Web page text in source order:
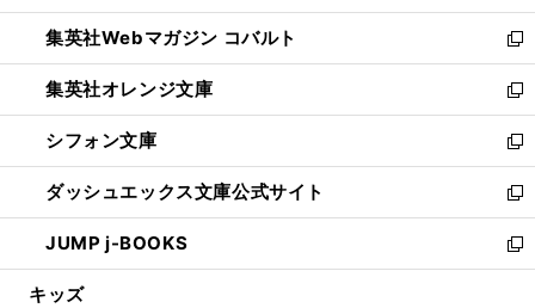
開
く
ウ
で
開
く
ン
ド
ウ
で
開
く
ウ
ィ
ン
ド
ウ
で
開
く
集英社Webマガジン コバルト
新
し
い
ウ
ィ
ン
ド
ウ
で
開
集英社オレンジ文庫
新
し
い
ウ
ィ
ン
ド
ウ
シフォン文庫
新
し
い
ウ
ィ
ン
ダッシュエックス文庫公式サイト
新
し
い
ウ
JUMP j-BOOKS
新
し
キッズ